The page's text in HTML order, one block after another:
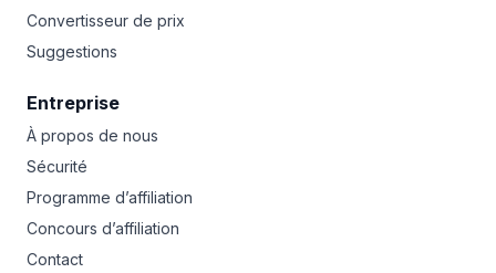
Convertisseur de prix
Suggestions
Entreprise
À propos de nous
Sécurité
Programme d’affiliation
Concours d’affiliation
Contact